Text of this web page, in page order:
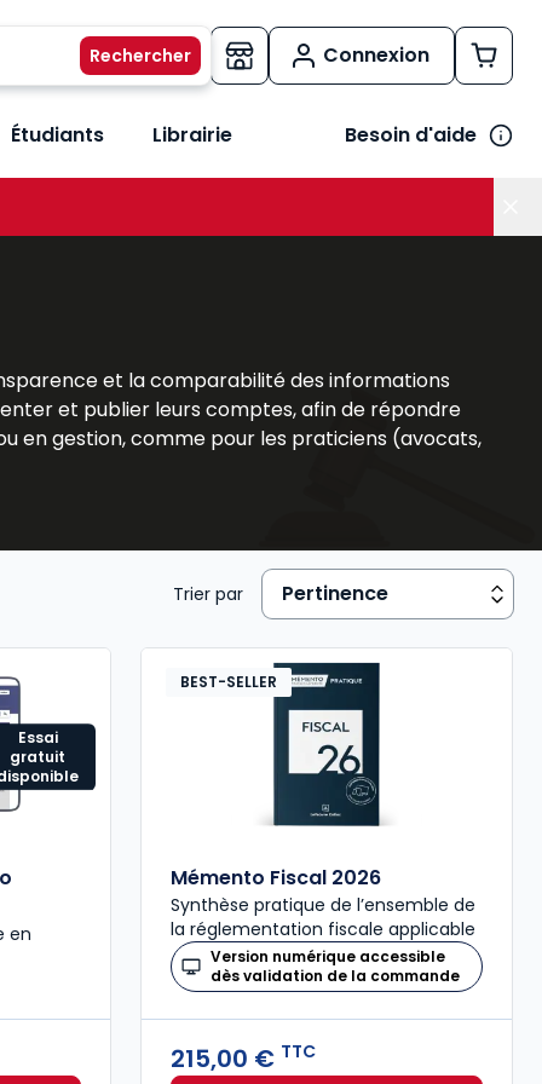
Connexion
métiers
le sous-menu Vos besoins
Étudiants Librairie Besoin d'aide
et la comparabilité des informations
et publier leurs comptes, afin de répondre
en gestion, comme pour les praticiens (avocats,
les
financière.
Trier par
Essai
gratuit
en
BEST-SELLER
Mémento Fiscal 2026
Synthèse pratique de l’ensemble de
la réglementation fiscale applicable
Version numérique accessible
dès validation de la commande
215,00 € TTC